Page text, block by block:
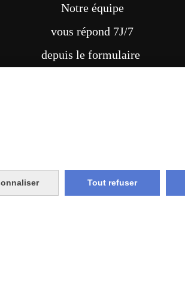
Notre équipe
vous répond 7J/7
depuis le formulaire
rapide
et union
Tout refuser